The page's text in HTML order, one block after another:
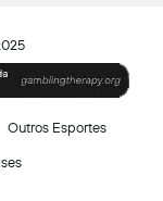
Outros Esportes